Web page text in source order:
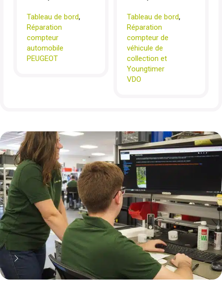
Tableau de bord,
Réparation
compteur
automobile
PEUGEOT
Tableau de bord,
Réparation
compteur de
véhicule de
collection et
Youngtimer
VDO